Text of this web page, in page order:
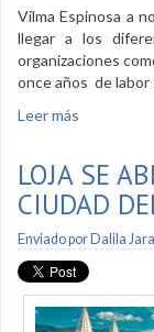
Vilma Espinosa a
llegar a los
organizaciones
once años de labor
Leer más
LOJA SE
CIUDAD
Enviado por Dalila